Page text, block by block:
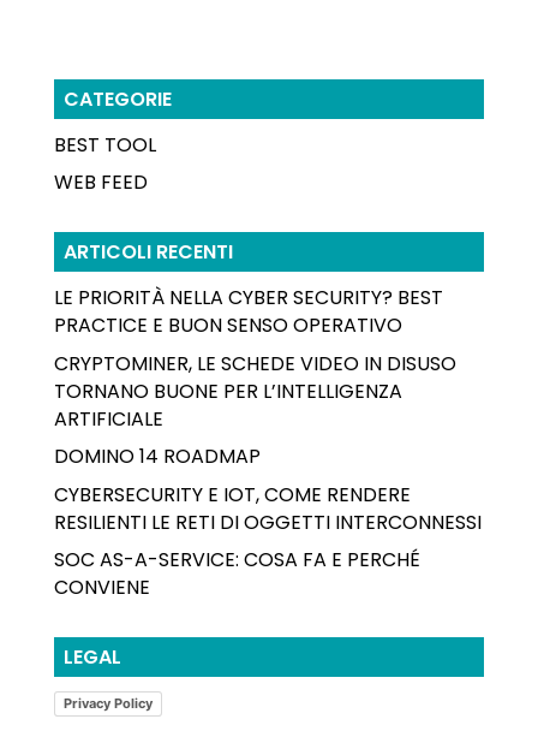
CATEGORIE
BEST TOOL
WEB FEED
ARTICOLI RECENTI
LE PRIORITÀ NELLA CYBER SECURITY? BEST
PRACTICE E BUON SENSO OPERATIVO
CRYPTOMINER, LE SCHEDE VIDEO IN DISUSO
TORNANO BUONE PER L’INTELLIGENZA
ARTIFICIALE
DOMINO 14 ROADMAP
CYBERSECURITY E IOT, COME RENDERE
RESILIENTI LE RETI DI OGGETTI INTERCONNESSI
SOC AS-A-SERVICE: COSA FA E PERCHÉ
CONVIENE
LEGAL
Privacy Policy